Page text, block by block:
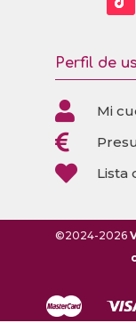
Perfil de
 Mi

 Lista
©2024-2026